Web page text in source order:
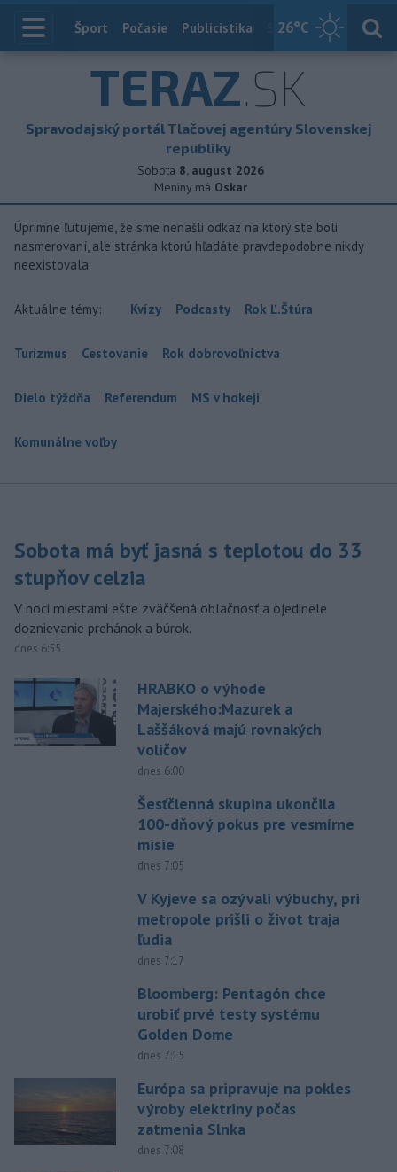
26°C
Index
Šport Počasie Publicistika Slovensko
TERAZ.SK
Spravodajský portál Tlačovej agentúry Slovenskej
republiky
Sobota 8. august 2026
Meniny má Oskar
Úprimne ľutujeme, že sme nenašli odkaz na ktorý ste boli
nasmerovaní, ale stránka ktorú hľadáte pravdepodobne nikdy
neexistovala
Aktuálne témy: Kvízy Podcasty Rok Ľ.Štúra
Turizmus Cestovanie Rok dobrovoľníctva
Dielo týždňa Referendum MS v hokeji
Komunálne voľby
Sobota má byť jasná s teplotou do 33
stupňov celzia
V noci miestami ešte zväčšená oblačnosť a ojedinele
doznievanie prehánok a búrok.
dnes 6:55
HRABKO o výhode
Majerského:Mazurek a
Laššáková majú rovnakých
voličov
dnes 6:00
Šesťčlenná skupina ukončila
100-dňový pokus pre vesmírne
misie
dnes 7:05
V Kyjeve sa ozývali výbuchy, pri
metropole prišli o život traja
ľudia
dnes 7:17
Bloomberg: Pentagón chce
urobiť prvé testy systému
Golden Dome
dnes 7:15
Európa sa pripravuje na pokles
výroby elektriny počas
zatmenia Slnka
dnes 7:08